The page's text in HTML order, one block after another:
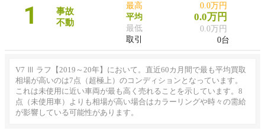
1
事故
不動
最高
平均
最低
取引
0.0万円
0.0万円
0.0万円
0台
V7 Ⅲ ラフ【2019～20年】において。直近60カ月間で最も平均買取
相場が高いのは7点（超極上）のコンディションとなっています。
これは未使用に近い車両が最も高く売れることを示しています。8
点（未使用車）よりも相場が高い場合はカラーリングや時々の需給
が影響している可能性があります。